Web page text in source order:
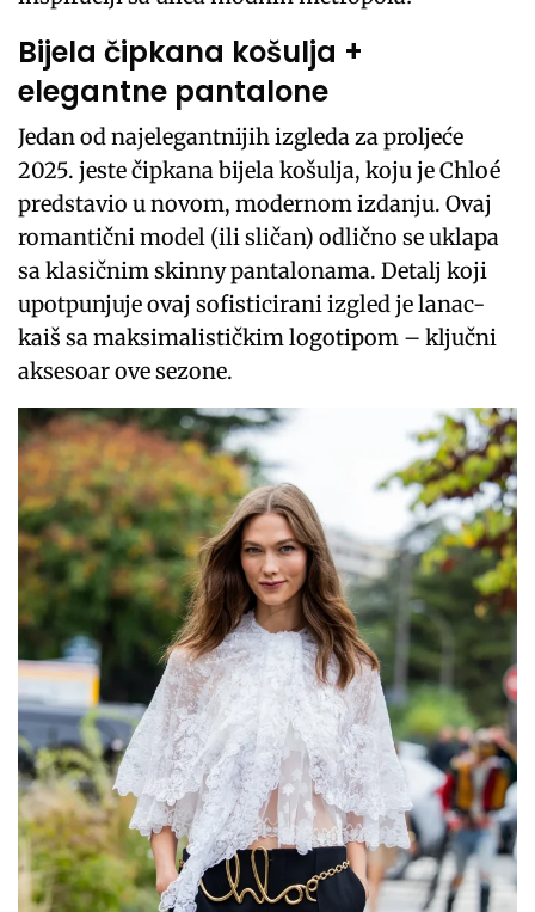
Bijela čipkana košulja +
elegantne pantalone
Jedan od najelegantnijih izgleda za proljeće
2025. jeste čipkana bijela košulja, koju je Chloé
predstavio u novom, modernom izdanju. Ovaj
romantični model (ili sličan) odlično se uklapa
sa klasičnim skinny pantalonama. Detalj koji
upotpunjuje ovaj sofisticirani izgled je lanac-
kaiš sa maksimalističkim logotipom – ključni
aksesoar ove sezone.